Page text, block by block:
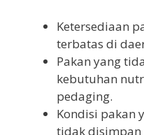
Ketersediaan
terbatas di
Pakan yang
kebutuhan
pedaging.
Kondisi pakan
tidak disimpan